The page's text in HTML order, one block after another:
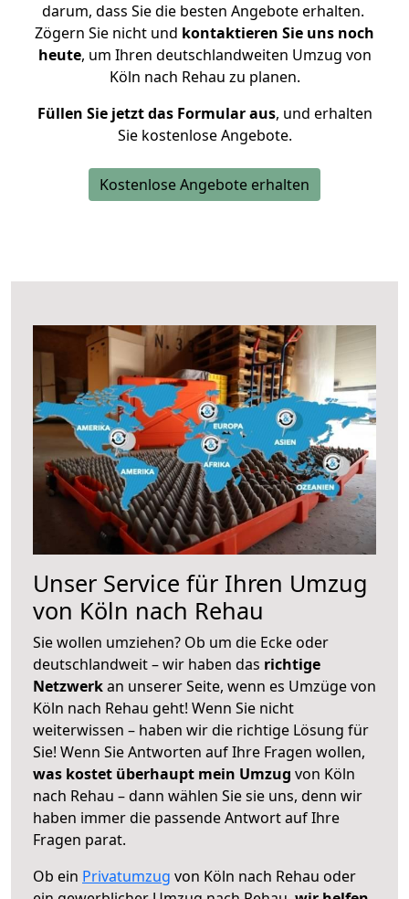
darum, dass Sie die besten Angebote erhalten.
Zögern Sie nicht und kontaktieren Sie uns noch
heute, um Ihren deutschlandweiten Umzug von
Köln nach Rehau zu planen.
Füllen Sie jetzt das Formular aus, und erhalten
Sie kostenlose Angebote.
Kostenlose Angebote erhalten
Unser Service für Ihren Umzug
von Köln nach Rehau
Sie wollen umziehen? Ob um die Ecke oder
deutschlandweit – wir haben das richtige
Netzwerkan unserer Seite, wenn es Umzüge von
Köln nach Rehau geht! Wenn Sie nicht
weiterwissen – haben wir die richtige Lösung für
Sie! Wenn Sie Antworten auf Ihre Fragen wollen,
was kostet überhaupt mein Umzug von Köln
nach Rehau – dann wählen Sie sie uns, denn wir
haben immer die passende Antwort auf Ihre
Fragen parat.
Ob ein Privatumzug von Köln nach Rehau oder